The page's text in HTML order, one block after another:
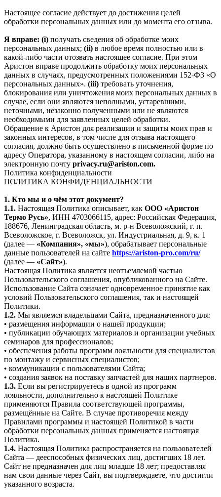
Настоящее согласие действует до достижения целей
обработки персональных данных или до момента его отзыва.
Я вправе: (i) получать сведения об обработке моих
персональных данных; (ii) в любое время полностью или в
какой-либо части отозвать настоящее согласие. При этом
Аристон вправе продолжить обработку моих персональных
данных в случаях, предусмотренных положениями 152-ФЗ «О
персональных данных». (iii) требовать уточнения,
блокирования или уничтожения моих персональных данных в
случае, если они являются неполными, устаревшими,
неточными, незаконно полученными или не являются
необходимыми для заявленных целей обработки.
Обращение к Аристон для реализации и защиты моих прав и
законных интересов, в том числе для отзыва настоящего
согласия, должно быть осуществлено в письменной форме по
адресу Оператора, указанному в настоящем согласии, либо на
электронную почту privacy.ru@ariston.com.
Политика конфиденциальности
ПОЛИТИКА КОНФИДЕНЦИАЛЬНОСТИ
1. Кто мы и о чём этот документ?
1.1. Настоящая Политика описывает, как ООО «Аристон
Термо Русь», ИНН 4703066115, адрес: Российская Федерация,
188676, Ленинградская область, м. р-н Всеволожский, г. п.
Всеволожское, г. Всеволожск, ул. Индустриальная, д. 9, к. 1
(далее — «Компания», «мы»), обрабатывает персональные
данные пользователей на сайте https://ariston-pro.com/ru/
(далее — «Сайт»).
Настоящая Политика является неотъемлемой частью
Пользовательского соглашения, опубликованного на Сайте.
Использование Сайта означает одновременное принятие как
условий Пользовательского соглашения, так и настоящей
Политики.
1.2. Мы являемся владельцами Сайта, предназначенного для:
• размещения информации о нашей продукции;
• публикации обучающих материалов и организации учебных
семинаров для профессионалов;
• обеспечения работы программ лояльности для специалистов
по монтажу и сервисных специалистов;
• коммуникации с пользователями Сайта;
• создания заявок на поставку запчастей для наших партнеров.
1.3. Если вы регистрируетесь в одной из программ
лояльности, дополнительно к настоящей Политике
применяются Правила соответствующей программы,
размещённые на Сайте. В случае противоречия между
Правилами программы и настоящей Политикой в части
обработки персональных данных применяется настоящая
Политика.
1.4. Настоящая Политика распространяется на пользователей
Сайта — дееспособных физических лиц, достигших 18 лет.
Сайт не предназначен для лиц младше 18 лет; предоставляя
нам свои данные через Сайт, вы подтверждаете, что достигли
указанного возраста.